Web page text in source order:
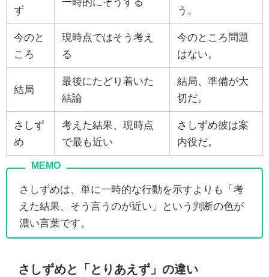
ず
う。
今のと
ころ
現時点ではそう考え
る
今のところ問題
はない。
結局
最後にたどり着いた
結論
結局、準備が大
切だ。
さしず
め
考えた結果、現時点
で最も近い
さしずめ彼は案
内役だ。
さしずめは、単に一時的な行動を示すよりも「考
えた結果、そう言うのが近い」という判断の色が
濃い言葉です。
さしずめと「とりあえず」の違い